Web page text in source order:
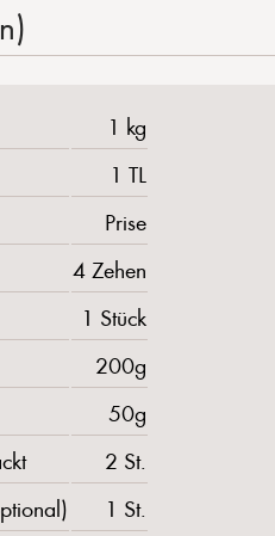
1 kg
1 TL
Prise
4 Zehen
1 Stück
200g
50g
2 St.
1 St.